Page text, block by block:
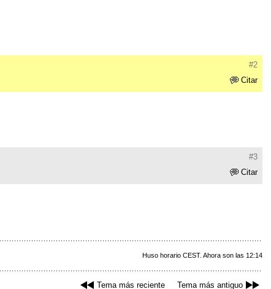
#2
Citar
#3
Citar
Huso horario CEST. Ahora son las 12:14
Tema más reciente Tema más antiguo